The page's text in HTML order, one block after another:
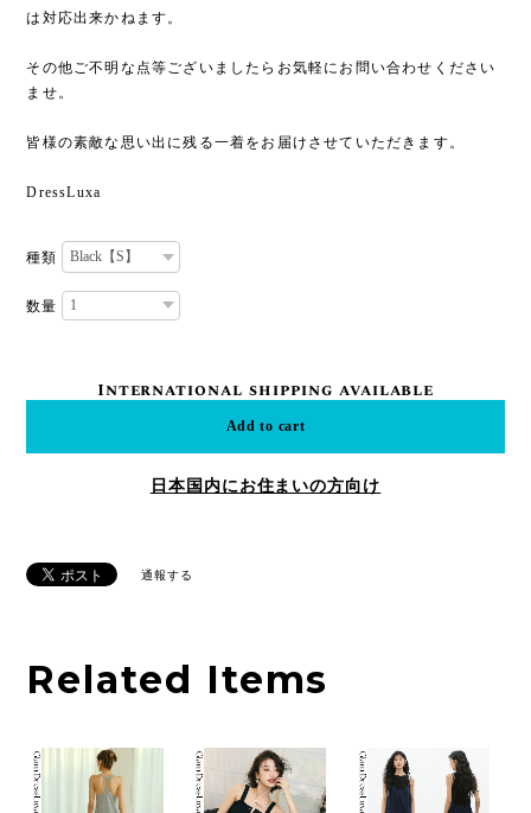
は対応出来かねます。
その他ご不明な点等ございましたらお気軽にお問い合わせください
ませ。
皆様の素敵な思い出に残る一着をお届けさせていただきます。
DressLuxa
種類
数量
International shipping available
Add to cart
日本国内にお住まいの方向け
通報する
Related Items